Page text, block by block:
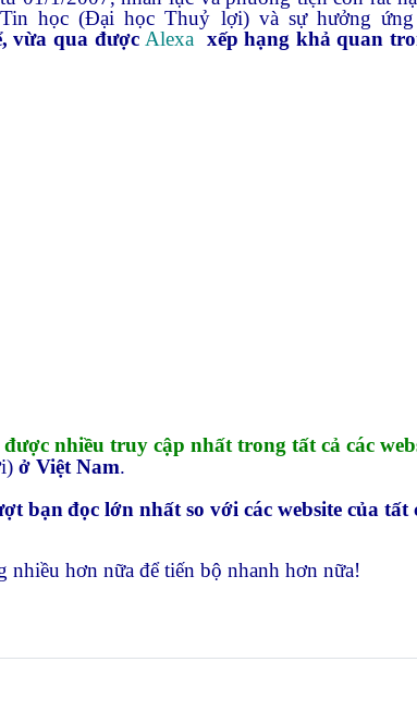
học (Đại học Thuỷ lợi) và sự hưởng
vừa qua được Alexa xếp hạng khả quan
được nhiều truy cập nhất trong tất cả các
ở Việt Nam.
bạn đọc lớn nhất so với các website của
nhiều hơn nữa để tiến bộ nhanh hơn nữa!